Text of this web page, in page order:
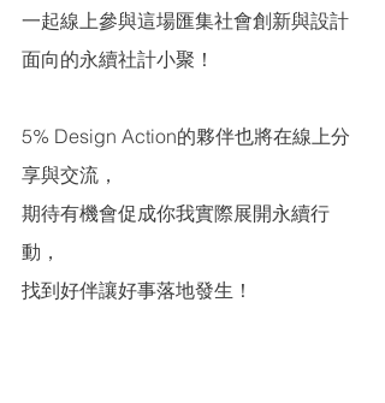
一起線上參與這場匯集社會創新與設計
面向的永續社計小聚！
5% Design Action的夥伴也將在線上分
享與交流，
期待有機會促成你我實際展開永續行
動，
找到好伴讓好事落地發生！